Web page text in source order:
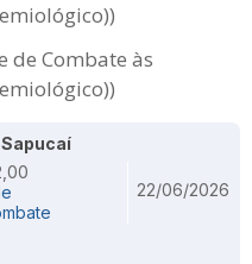
de Combate às
22/06/2026